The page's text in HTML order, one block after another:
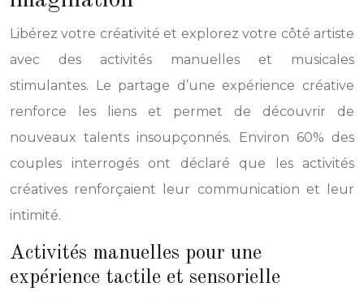
Libérez votre créativité et explorez votre côté artiste
avec des activités manuelles et musicales
stimulantes. Le partage d’une expérience créative
renforce les liens et permet de découvrir de
nouveaux talents insoupçonnés. Environ 60% des
couples interrogés ont déclaré que les activités
créatives renforçaient leur communication et leur
intimité.
Activités manuelles pour une
expérience tactile et sensorielle